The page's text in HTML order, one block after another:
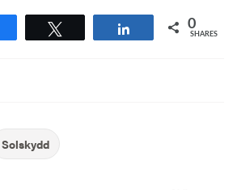
Share 0
SHARES